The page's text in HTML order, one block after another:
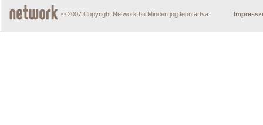
© 2007 Copyright Network.hu Minden jog fenntartva.